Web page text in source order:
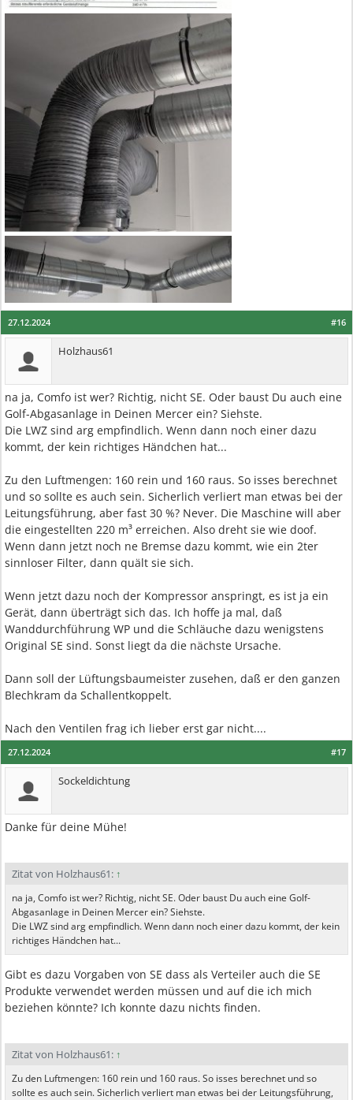
#16
27.12.2024
Holzhaus61
na ja, Comfo ist wer? Richtig, nicht SE. Oder baust Du auch eine
Golf-Abgasanlage in Deinen Mercer ein? Siehste.
Die LWZ sind arg empfindlich. Wenn dann noch einer dazu
kommt, der kein richtiges Händchen hat...
Zu den Luftmengen: 160 rein und 160 raus. So isses berechnet
und so sollte es auch sein. Sicherlich verliert man etwas bei der
Leitungsführung, aber fast 30 %? Never. Die Maschine will aber
die eingestellten 220 m³ erreichen. Also dreht sie wie doof.
Wenn dann jetzt noch ne Bremse dazu kommt, wie ein 2ter
sinnloser Filter, dann quält sie sich.
Wenn jetzt dazu noch der Kompressor anspringt, es ist ja ein
Gerät, dann überträgt sich das. Ich hoffe ja mal, daß
Wanddurchführung WP und die Schläuche dazu wenigstens
Original SE sind. Sonst liegt da die nächste Ursache.
Dann soll der Lüftungsbaumeister zusehen, daß er den ganzen
Blechkram da Schallentkoppelt.
Nach den Ventilen frag ich lieber erst gar nicht....
#17
27.12.2024
Sockeldichtung
Danke für deine Mühe!
Zitat von Holzhaus61: ↑
na ja, Comfo ist wer? Richtig, nicht SE. Oder baust Du auch eine Golf-
Abgasanlage in Deinen Mercer ein? Siehste.
Die LWZ sind arg empfindlich. Wenn dann noch einer dazu kommt, der kein
richtiges Händchen hat...
Gibt es dazu Vorgaben von SE dass als Verteiler auch die SE
Produkte verwendet werden müssen und auf die ich mich
beziehen könnte? Ich konnte dazu nichts finden.
Zitat von Holzhaus61: ↑
Zu den Luftmengen: 160 rein und 160 raus. So isses berechnet und so
sollte es auch sein. Sicherlich verliert man etwas bei der Leitungsführung,